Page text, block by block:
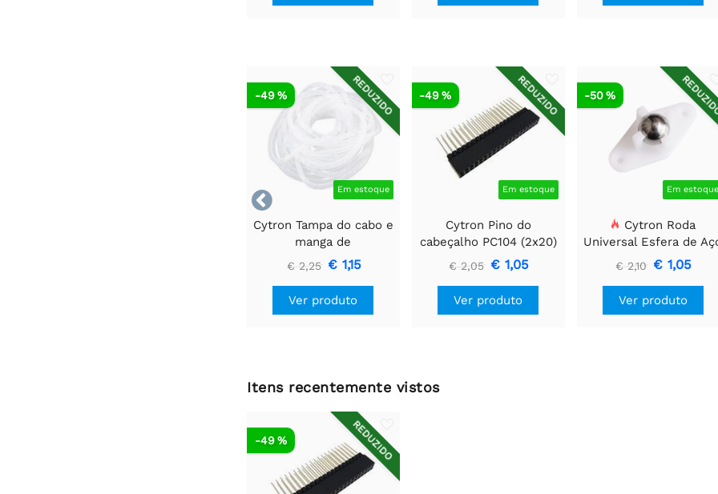

REDUZIDO
Em estoque
-49 %
Cytron Tampa do cabo e
manga de
gerenciamento 16 mm 1
metro
€ 2,25 € 1,15
Ver produto
REDUZIDO
Em estoque
-49 %
Cytron Pino do
cabeçalho PC104 (2x20)
€ 2,05 € 1,05
Ver produto
Em estoque
-50 %
Cytron Roda
Universal Esfera de
W420
€ 2,10 € 1,05
Ver produto
Itens recentemente vistos
REDUZIDO
-49 %